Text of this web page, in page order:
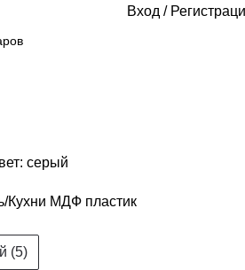
Вход /
серый
Кухни МДФ пластик
(5)